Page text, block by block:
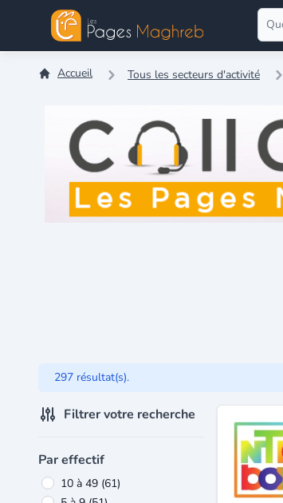
Accueil Tous les secteurs d'activité
297 résultat(s).
Filtrer votre recherche
Par effectif
10 à 49 (61)